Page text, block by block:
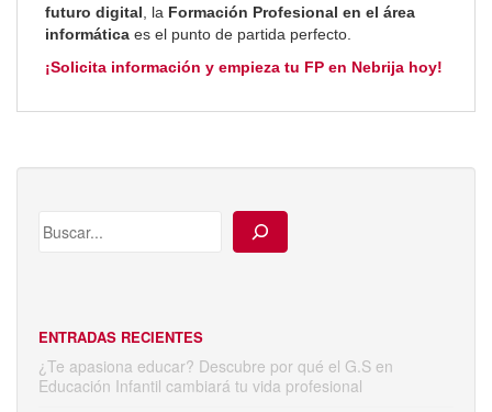
futuro digital , la Formación Profesional en el área
informática es el punto de partida perfecto.
¡Solicita información y empieza tu FP en Nebrija hoy!
ENTRADAS RECIENTES
¿Te apasiona educar? Descubre por qué el G.S en
Educación Infantil cambiará tu vida profesional